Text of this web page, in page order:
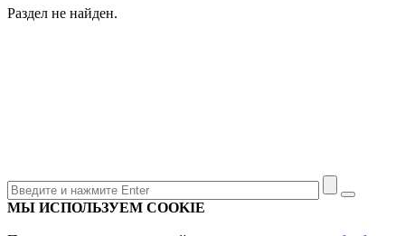
Раздел не найден.
МЫ ИСПОЛЬЗУЕМ COOKIE